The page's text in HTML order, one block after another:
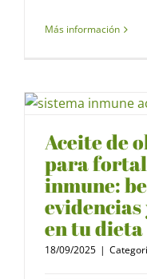
Más información
Aceite de
para
inmune:
en tu dieta
18/09/2025 |